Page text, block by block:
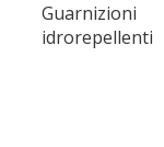
Guarnizioni
idrorepellenti